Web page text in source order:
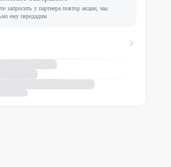
запросить у партнера повтор акции, мы
ему передадим